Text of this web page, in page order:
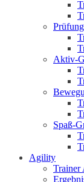
Aktiv-
Spaß-
Agility